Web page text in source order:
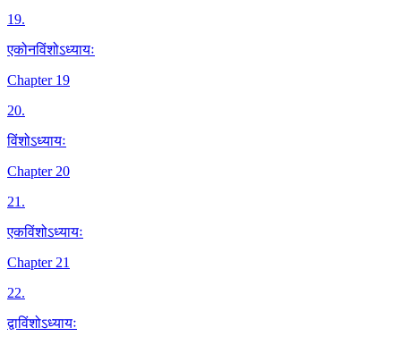
19.
एकोनविंशोऽध्यायः
Chapter 19
20.
विंशोऽध्यायः
Chapter 20
21.
एकविंशोऽध्यायः
Chapter 21
22.
द्वाविंशोऽध्यायः